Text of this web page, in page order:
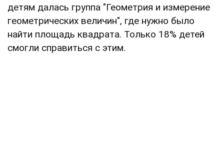
детям далась группа "Геометрия и измерение
геометрических величин", где нужно было
найти площадь квадрата. Только 18% детей
смогли справиться с этим.